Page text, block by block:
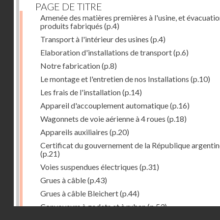
PAGE DE TITRE
Amenée des matières premières à l'usine, et
produits fabriqués (p.4)
Transport à l'intérieur des usines (p.4)
Elaboration d'installations de transport(p.6)
Notre fabrication(p.8)
Le montage et l'entretien de nos Installations (p.10)
Les frais de l'installation(p.14)
Appareil d'accouplement automatique(p.16)
Wagonnets de voie aérienne à 4 roues (p.18)
Appareils auxiliaires (p.20)
Certificat du gouvernement de la République
(p.21)
Voies suspendues électriques (p.31)
Grues à câble(p.43)
Grues à câble Bleichert(p.44)
Convoyeurs à godets et à ruban(p.53)